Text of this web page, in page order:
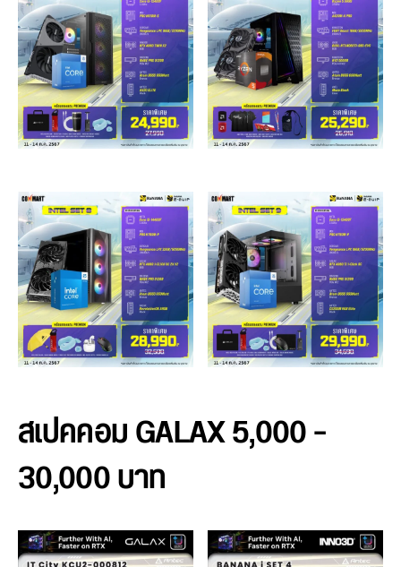
สเปคคอม GALAX 5,000 –
30,000 บาท